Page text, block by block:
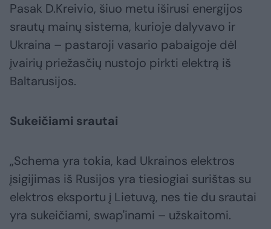
Pasak D.Kreivio, šiuo metu iširusi energijos
srautų mainų sistema, kurioje dalyvavo ir
Ukraina – pastaroji vasario pabaigoje dėl
įvairių priežasčių nustojo pirkti elektrą iš
Baltarusijos.
Sukeičiami srautai
„Schema yra tokia, kad Ukrainos elektros
įsigijimas iš Rusijos yra tiesiogiai surištas su
elektros eksportu į Lietuvą, nes tie du srautai
yra sukeičiami, swap'inami – užskaitomi.